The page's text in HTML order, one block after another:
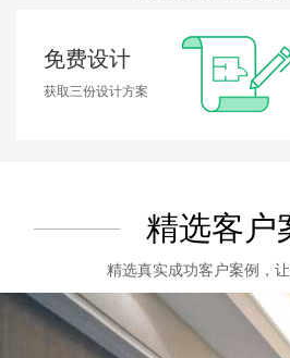
免费设计
获取三份设计方案
精选客户
精选真实成功客户案例，